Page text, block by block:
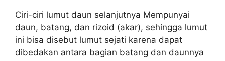
Ciri-ciri lumut daun selanjutnya Mempunyai
daun, batang, dan rizoid (akar), sehingga lumut
ini bisa disebut lumut sejati karena dapat
dibedakan antara bagian batang dan daunnya